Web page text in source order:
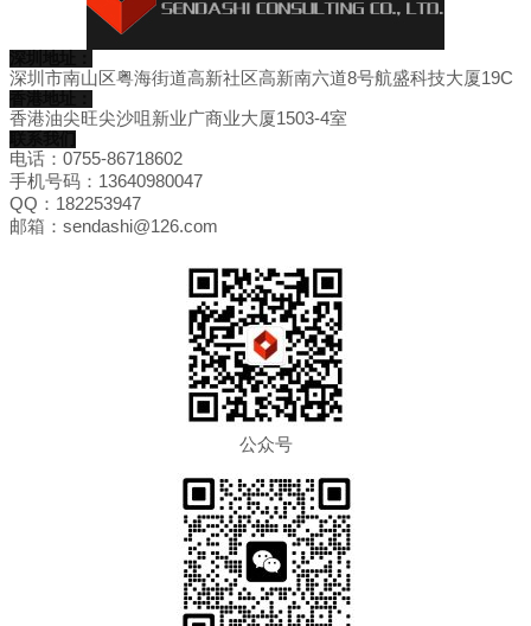
深圳市南山区粤海街道高新社区高新南六道8号航盛科技大厦19C
香港油尖旺尖沙咀新业广商业大厦1503-4室
电话：0755-86718602
手机号码：13640980047
QQ：182253947
邮箱：sendashi@126.com
公众号